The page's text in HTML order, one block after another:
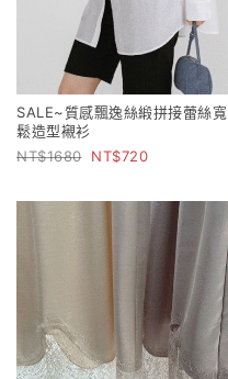
SALE~質感飄逸絲緞拼接蕾絲寬
鬆造型襯衫
1680
720